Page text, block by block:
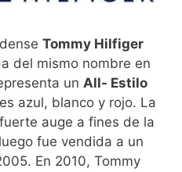
Tommy Hilfiger
del mismo nombre en
un All- Estilo
azul, blanco y rojo. La
auge a fines de la
fue vendida a un
En 2010, Tommy